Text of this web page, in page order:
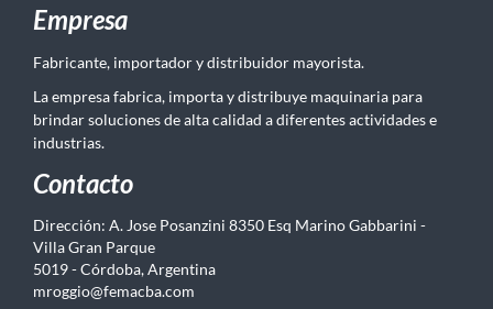
Empresa
Fabricante, importador y distribuidor mayorista.
La empresa fabrica, importa y distribuye maquinaria para
brindar soluciones de alta calidad a diferentes actividades e
industrias.
Contacto
Dirección: A. Jose Posanzini 8350 Esq Marino Gabbarini -
Villa Gran Parque
5019 - Córdoba, Argentina
mroggio@femacba.com